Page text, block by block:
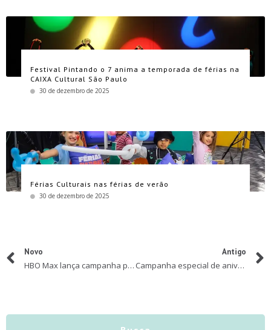
Festival Pintando o 7 anima a temporada de férias na
CAIXA Cultural São Paulo
30 de dezembro de 2025
Férias Culturais nas férias de verão
30 de dezembro de 2025
Novo
HBO Max lança campanha para reforçar amplo catálogo de conteúdo disponível na plataforma
Antigo
Campanha especial de aniversário AliExpress